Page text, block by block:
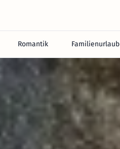
Romantik Familienurlaub